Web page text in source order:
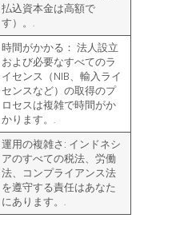
払込資本金は高額で
す）。.
時間がかかる： 法人設立
および必要なすべてのラ
イセンス（NIB、輸入ライ
センスなど）の取得のプ
ロセスは複雑で時間がか
かります。.
運用の複雑さ: インドネシ
アのすべての税法、労働
法、コンプライアンス法
を遵守する責任はあなた
にあります。.